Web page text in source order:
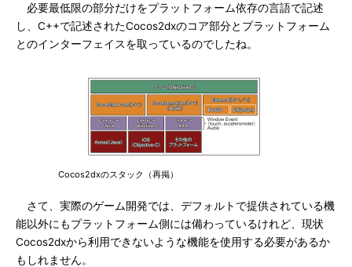
必要最低限の部分だけをプラットフォーム依存の言語で記述
し、C++で記述されたCocos2dxのコア部分とプラットフォーム
とのインターフェイスを取っているのでしたね。
Cocos2dxのスタック（再掲）
さて、実際のゲーム開発では、デフォルトで提供されている機
能以外にもプラットフォーム側には備わっているけれど、現状
Cocos2dxから利用できないような機能を使用する必要があるか
もしれません。